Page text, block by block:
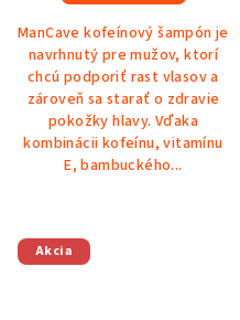
ManCave kofeínový šampón je
navrhnutý pre mužov, ktorí
chcú podporiť rast vlasov a
zároveň sa starať o zdravie
pokožky hlavy. Vďaka
kombinácii kofeínu, vitamínu
E, bambuckého...
Akcia